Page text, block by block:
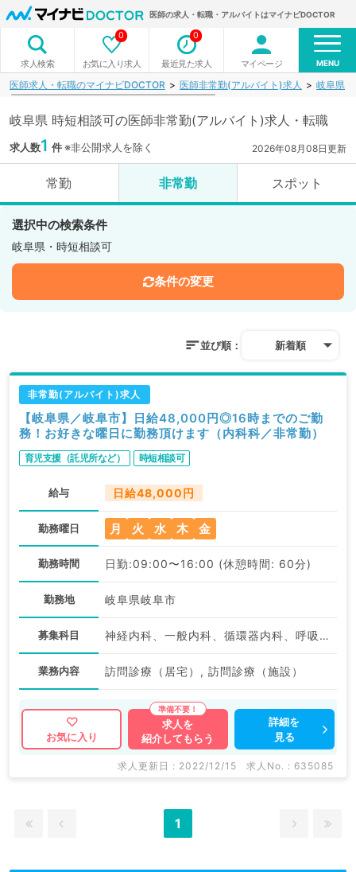
医師の求人・転職・アルバイトはマイナビDOCTOR
求人検索 お気に入り求人
0
最近見た求人
0
マイページ MENU
医師求人・転職のマイナビDOCTOR 医師非常勤(アルバイト)求人 岐阜県
岐阜県 時短相談可の医師非常勤(アルバイト)求人・転職
求人数1 件※非公開求人を除く 2026年08月08日更新
常勤 非常勤 スポット
選択中の検索条件
岐阜県・時短相談可
条件の変更
並び順： 新着順
非常勤(アルバイト)求人
【岐阜県／岐阜市】日給48,000円◎16時までのご勤
務！お好きな曜日に勤務頂けます（内科科／非常勤）
育児支援（託児所など） 時短相談可
給与 日給48,000円
勤務曜日 月 火 水 木 金
勤務時間 日勤:09:00〜16:00 (休憩時間: 60分)
勤務地 岐阜県岐阜市
募集科目 神経内科、一般内科、循環器内科、呼吸器内科、消化器内科、内分泌・代謝内科、腎臓内科、老年内科、膠原病科
業務内容 訪問診療（居宅）, 訪問診療（施設）
お気に入り
求人を
紹介してもらう
詳細を
見る
求人更新日 : 2022/12/15 求人No. : 635085
1